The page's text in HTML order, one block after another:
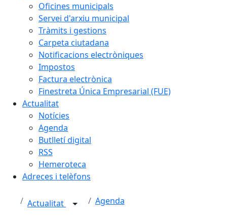
Oficines municipals
Servei d'arxiu municipal
Tràmits i gestions
Carpeta ciutadana
Notificacions electròniques
Impostos
Factura electrònica
Finestreta Única Empresarial (FUE)
Actualitat
Notícies
Agenda
Butlletí digital
RSS
Hemeroteca
Adreces i telèfons
Actualitat Agenda